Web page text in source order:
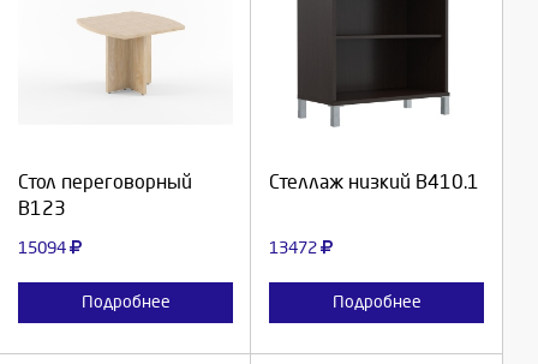
Стол переговорный
В123
15094
Подробнее
Стеллаж низкий В410.1
13472
Подробнее